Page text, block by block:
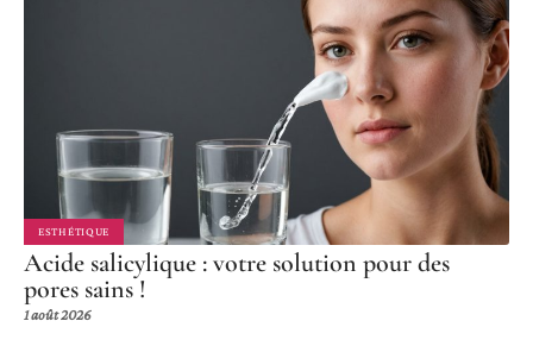
ESTHÉTIQUE
Acide salicylique : votre solution pour des
pores sains !
1 août 2026